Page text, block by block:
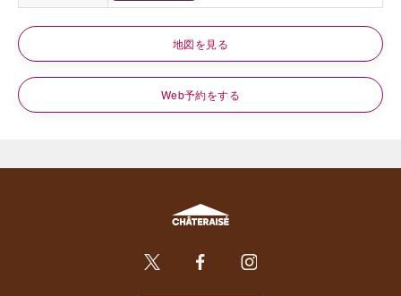
地図を見る
Web予約をする